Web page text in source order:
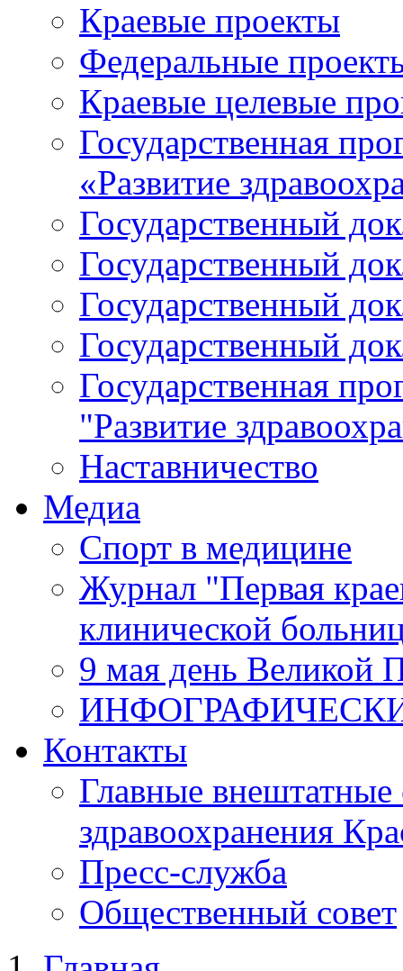
Краевые проекты
Федеральные
Краевые целевые
Государственная
«Развитие
Государственный
Государственный
Государственный
Государственный
Государственная
"Развитие
Наставничество
Медиа
Спорт в медицине
Журнал "Первая
клинической
9 мая день Великой
Контакты
Главные внештатные
здравоохранения
Пресс-служба
Общественный совет